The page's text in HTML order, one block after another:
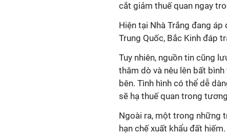
cắt giảm thuế quan ngay
Hiện tại Nhà Trắng đang
Trung Quốc, Bắc Kinh đáp
Tuy nhiên, nguồn tin cũng
thăm dò và nêu lên bất
bên. Tình hình có thể dễ
sẽ hạ thuế quan trong
Ngoài ra, một trong những
hạn chế xuất khẩu đất